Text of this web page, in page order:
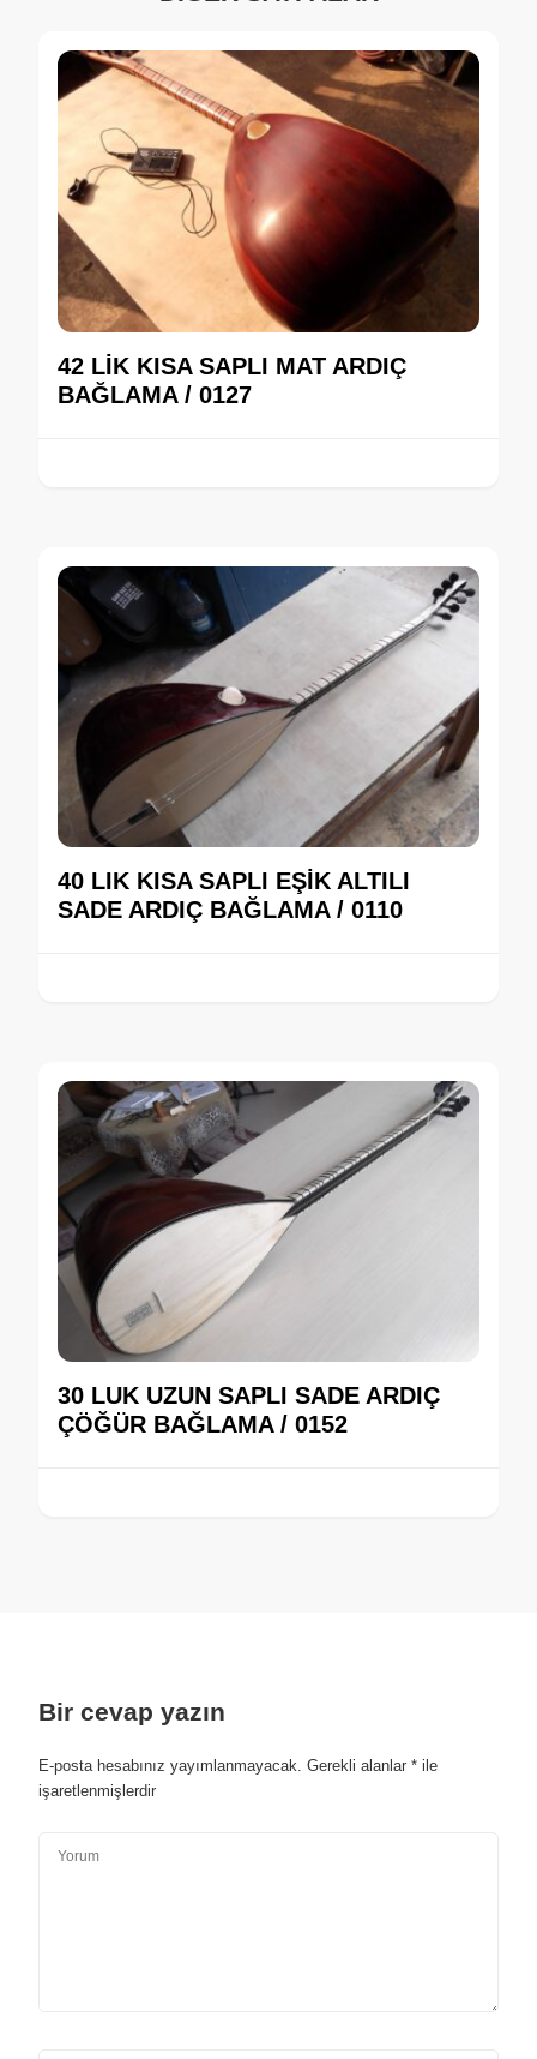
42 LİK KISA SAPLI MAT ARDIÇ
BAĞLAMA / 0127
40 LIK KISA SAPLI EŞİK ALTILI
SADE ARDIÇ BAĞLAMA / 0110
30 LUK UZUN SAPLI SADE ARDIÇ
ÇÖĞÜR BAĞLAMA / 0152
Bir cevap yazın
E-posta hesabınız yayımlanmayacak. Gerekli alanlar * ile
işaretlenmişlerdir